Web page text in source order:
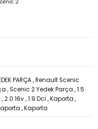
PARÇA ,Renault Scenic
,Scenic 2 Yedek Parça ,1.5
,2.0 16v ,1.9 Dci ,Kaporta ,
,Kaporta